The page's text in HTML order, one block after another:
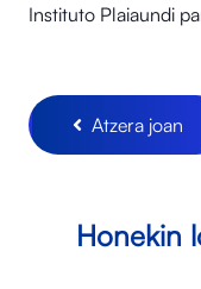
Instituto Plaiaundi
Atzera joan
Honekin